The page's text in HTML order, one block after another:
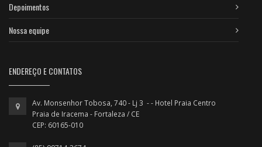
Depoimentos
Nossa equipe
ENDEREÇO E CONTATOS
Av. Monsenhor Tobosa, 740 - Lj 3 - - Hotel Praia Centro
Praia de Iracema - Fortaleza / CE
CEP: 60165-010